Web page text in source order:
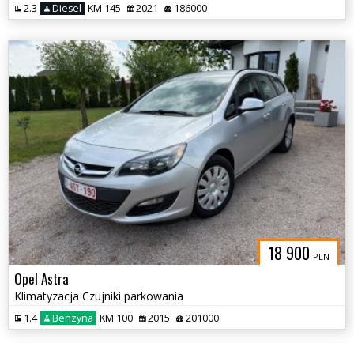
2.3 Diesel KM 145 2021 186000
18 900 PLN
Opel Astra
Klimatyzacja Czujniki parkowania
1.4 Benzyna KM 100 2015 201000